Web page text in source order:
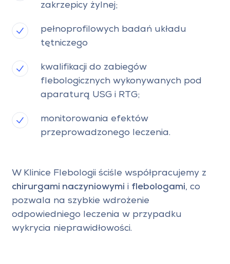
zakrzepicy żylnej;
pełnoprofilowych badań układu
tętniczego
kwalifikacji do zabiegów
flebologicznych wykonywanych pod
aparaturą USG i RTG;
monitorowania efektów
przeprowadzonego leczenia.
W Klinice Flebologii ściśle współpracujemy z
chirurgami naczyniowymi i flebologami, co
pozwala na szybkie wdrożenie
odpowiedniego leczenia w przypadku
wykrycia nieprawidłowości.